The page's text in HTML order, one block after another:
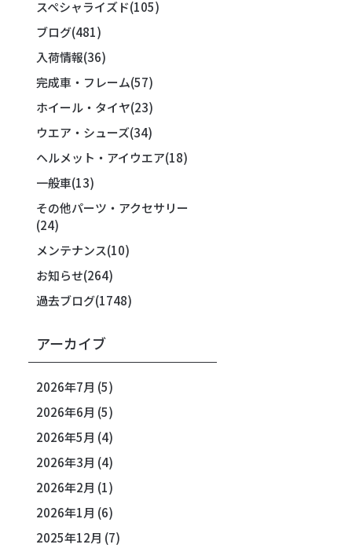
スペシャライズド(105)
ブログ(481)
入荷情報(36)
完成車・フレーム(57)
ホイール・タイヤ(23)
ウエア・シューズ(34)
ヘルメット・アイウエア(18)
一般車(13)
その他パーツ・アクセサリー
(24)
メンテナンス(10)
お知らせ(264)
過去ブログ(1748)
アーカイブ
2026年7月 (5)
2026年6月 (5)
2026年5月 (4)
2026年3月 (4)
2026年2月 (1)
2026年1月 (6)
2025年12月 (7)